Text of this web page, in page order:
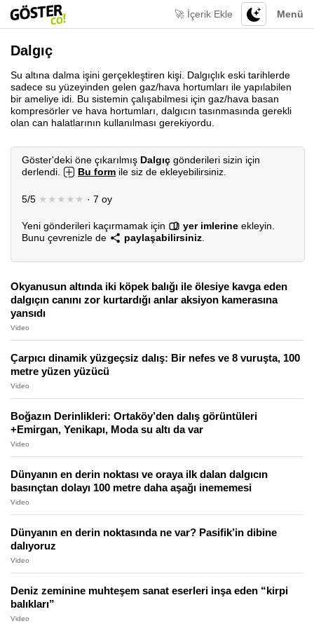
Menü
🚀 İçerik Ekle
Dalgıç
Su altına dalma işini gerçekleştiren kişi. Dalgıçlık eski tarihlerde
sadece su yüzeyinden gelen gaz/hava hortumları ile yapılabilen
bir ameliye idi. Bu sistemin çalışabilmesi için gaz/hava basan
kompresörler ve hava hortumları, dalgıcın tasınmasında gerekli
olan can halatlarının kullanılması gerekiyordu.
Göster'deki öne çıkarılmış Dalgıç gönderileri sizin için
derlendi.
Bu form ile siz de ekleyebilirsiniz.
5/5 ★★★★★ · 7 oy
Yeni gönderileri kaçırmamak için yer imlerine ekleyin.
Bunu çevrenizle de
paylaşabilirsiniz
Okyanusun altında iki köpek balığı ile ölesiye kavga eden
dalgıçın canını zor kurtardığı anlar aksiyon kamerasına
yansıdı
Video
Çarpıcı dinamik yüzgeçsiz dalış: Bir nefes ve 8 vuruşta, 100
metre yüzen yüzücü
Video
Boğazın Derinlikleri: Ortaköy’den dalış görüntüleri
+Emirgan, Yenikapı, Moda su altı da var
Video
Dünyanın en derin noktası ve oraya ilk dalan dalgıcın
basınçtan dolayı 100 metre daha aşağı inememesi
Video
Dünyanın en derin noktasında ne var? Pasifik’in dibine
dalıyoruz
Video
Deniz zeminine muhteşem sanat eserleri inşa eden “kirpi
balıkları”
Video